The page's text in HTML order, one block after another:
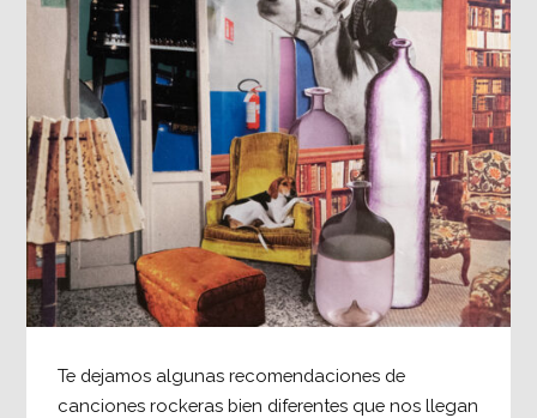
Te dejamos algunas recomendaciones de
canciones rockeras bien diferentes que nos llegan